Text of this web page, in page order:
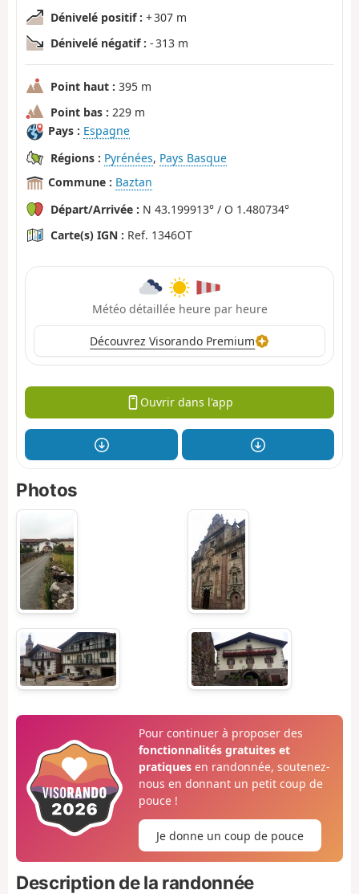
Dénivelé positif : + 307 m
Dénivelé négatif : - 313 m
Point haut : 395 m
Point bas : 229 m
Pays : Espagne
Régions : Pyrénées, Pays Basque
Commune : Baztan
Départ/Arrivée : N 43.199913° / O 1.480734°
Carte(s) IGN : Ref. 1346OT
Météo détaillée heure par heure
Découvrez Visorando Premium
Ouvrir dans l'app
Photos
Pour continuer à proposer des
fonctionnalités gratuites et
pratiquesen randonnée, soutenez-
nous en donnant un petit coup de
pouce !
Je donne un coup de pouce
Description de la randonnée